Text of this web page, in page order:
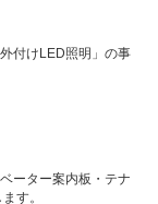
付けLED照明」の事
ーター案内板・テナ
す。